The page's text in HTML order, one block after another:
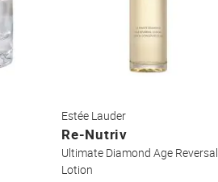
Estée Lauder
Re-Nutriv
Ultimate Diamond Age Reversal
Lotion